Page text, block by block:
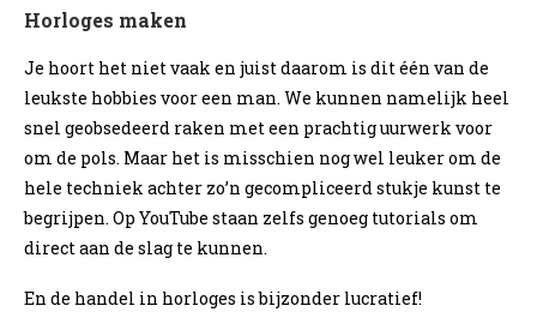
Horloges maken
Je hoort het niet vaak en juist daarom is dit één van de
leukste hobbies voor een man. We kunnen namelijk heel
snel geobsedeerd raken met een prachtig uurwerk voor
om de pols. Maar het is misschien nog wel leuker om de
hele techniek achter zo’n gecompliceerd stukje kunst te
begrijpen. Op YouTube staan zelfs genoeg tutorials om
direct aan de slag te kunnen.
En de handel in horloges is bijzonder lucratief!